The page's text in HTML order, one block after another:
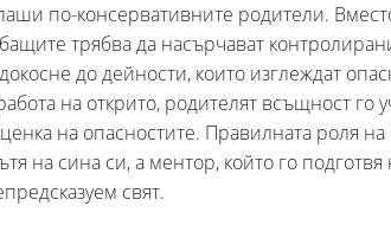
по-консервативните родители.
трябва да насърчават
до дейности, които изглеждат
на открито, родителят всъщност го
на опасностите. Правилната роля
на сина си, а ментор, който го подготвя
свят.